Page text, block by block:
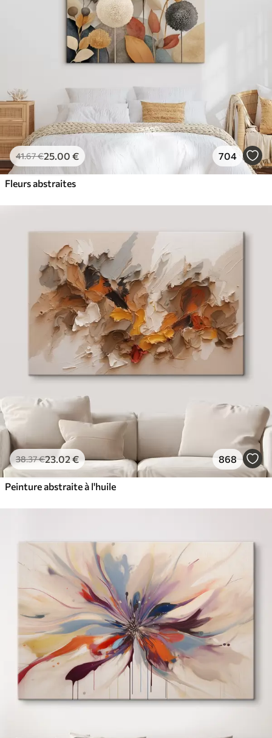
41.67€25.00 € 704
Fleurs abstraites
38.37€23.02 € 868
Peinture abstraite à l'huile